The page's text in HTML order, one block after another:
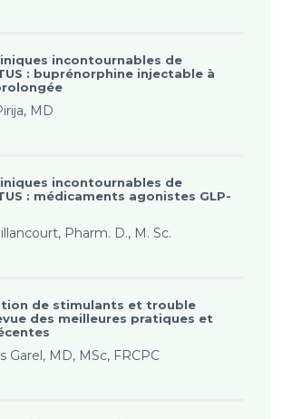
incontournables de
: buprénorphine injectable à
MD
incontournables de
: médicaments agonistes GLP-
Pharm. D., M. Sc.
de stimulants et trouble
des meilleures pratiques et
Garel, MD, MSc, FRCPC